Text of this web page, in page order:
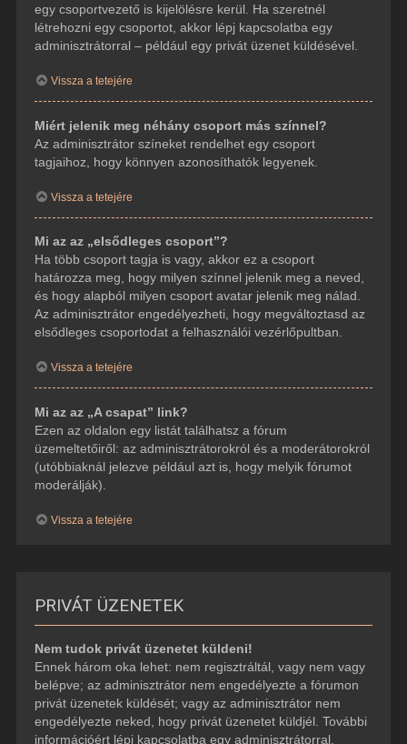
egy csoportvezető is kijelölésre kerül. Ha szeretnél
létrehozni egy csoportot, akkor lépj kapcsolatba egy
adminisztrátorral – például egy privát üzenet küldésével.
Vissza a tetejére
Miért jelenik meg néhány csoport más színnel?
Az adminisztrátor színeket rendelhet egy csoport
tagjaihoz, hogy könnyen azonosíthatók legyenek.
Vissza a tetejére
Mi az az „elsődleges csoport”?
Ha több csoport tagja is vagy, akkor ez a csoport
határozza meg, hogy milyen színnel jelenik meg a neved,
és hogy alapból milyen csoport avatar jelenik meg nálad.
Az adminisztrátor engedélyezheti, hogy megváltoztasd az
elsődleges csoportodat a felhasználói vezérlőpultban.
Vissza a tetejére
Mi az az „A csapat” link?
Ezen az oldalon egy listát találhatsz a fórum
üzemeltetőiről: az adminisztrátorokról és a moderátorokról
(utóbbiaknál jelezve például azt is, hogy melyik fórumot
moderálják).
Vissza a tetejére
PRIVÁT ÜZENETEK
Nem tudok privát üzenetet küldeni!
Ennek három oka lehet: nem regisztráltál, vagy nem vagy
belépve; az adminisztrátor nem engedélyezte a fórumon
privát üzenetek küldését; vagy az adminisztrátor nem
engedélyezte neked, hogy privát üzenetet küldjél. További
információért lépj kapcsolatba egy adminisztrátorral.